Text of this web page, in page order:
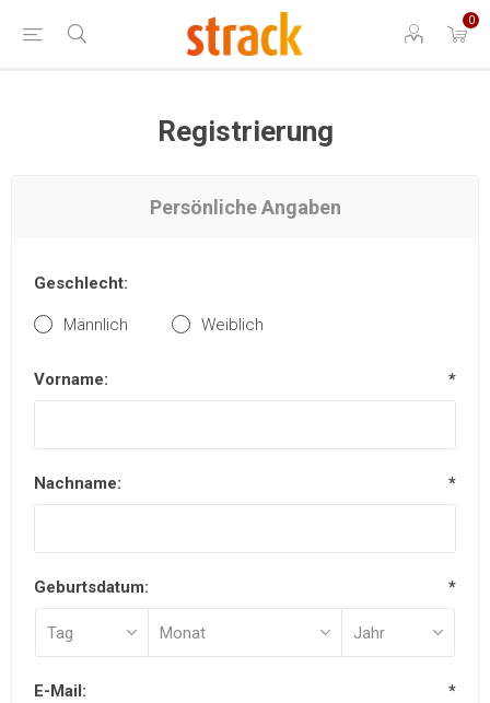
0
Registrierung
Persönliche Angaben
Geschlecht:
Männlich Weiblich
Vorname: *
Nachname: *
Geburtsdatum: *
E-Mail: *